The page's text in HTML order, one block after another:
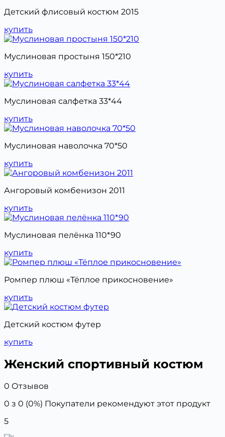
Детский флисовый костюм 2015
купить
Муслиновая простыня 150*210
купить
Муслиновая салфетка 33*44
купить
Муслиновая наволочка 70*50
купить
Ангоровый комбенизон 2011
купить
Муслиновая пелёнка 110*90
купить
Ромпер плюш «Тёплое прикосновение»
купить
Детский костюм футер
купить
Женский спортивный костюм
0 Отзывов
0 з 0 (0%) Покупатели рекомендуют этот продукт
5